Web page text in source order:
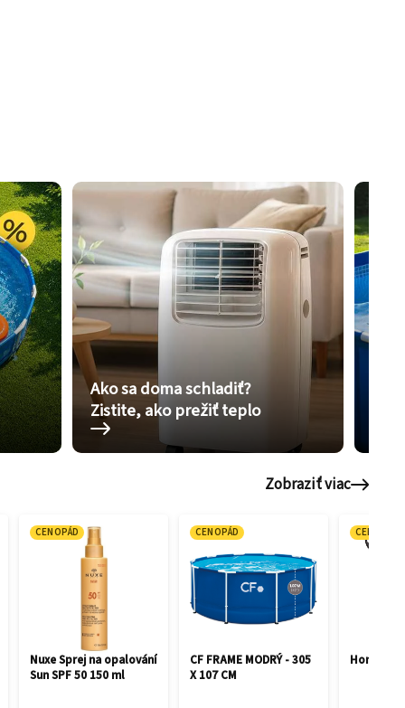
Ako sa doma schladiť?
Zistite, ako prežiť teplo
Zobraziť viac
CENOPÁD
Nuxe Sprej na opalování
Sun SPF 50 150 ml
CENOPÁD
CF FRAME MODRÝ - 305
X 107 CM
CENOPÁD
Honda